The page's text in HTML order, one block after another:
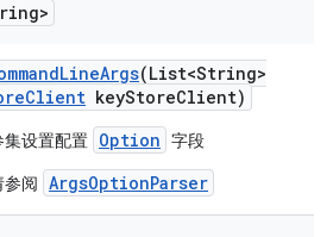
LineArgs(List<String>
Client keyStoreClient)
设置配置 Option 字段
阅 ArgsOptionParser